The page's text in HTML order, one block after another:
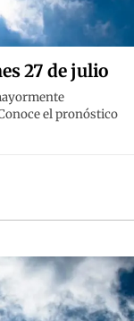
27 de julio
el pronóstico